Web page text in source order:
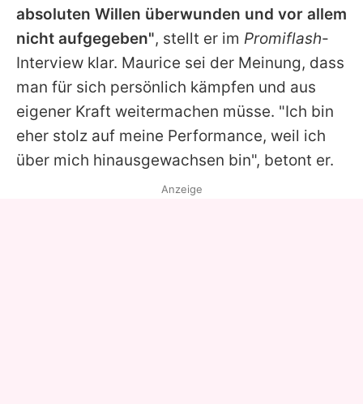
absoluten Willen überwunden und vor allem
nicht aufgegeben", stellt er im Promiflash-
Interview klar. Maurice sei der Meinung, dass
man für sich persönlich kämpfen und aus
eigener Kraft weitermachen müsse. "Ich bin
eher stolz auf meine Performance, weil ich
über mich hinausgewachsen bin", betont er.
Anzeige